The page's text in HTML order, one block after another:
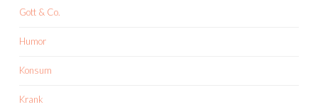
Gott & Co.
Humor
Konsum
Krank